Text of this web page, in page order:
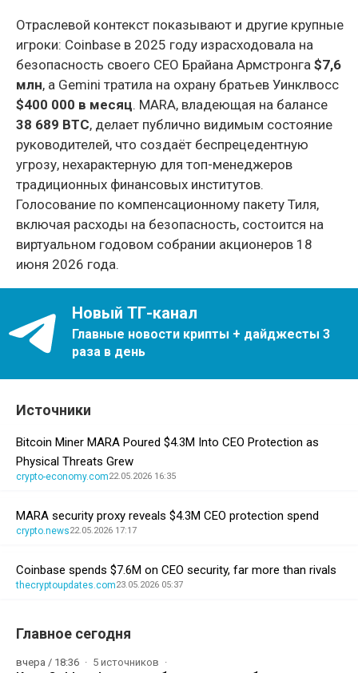
Отраслевой контекст показывают и другие крупные
игроки: Coinbase в 2025 году израсходовала на
безопасность своего CEO Брайана Армстронга $7,6
млн, а Gemini тратила на охрану братьев Уинклвосс
$400 000 в месяц. MARA, владеющая на балансе
38 689 BTC, делает публично видимым состояние
руководителей, что создаёт беспрецедентную
угрозу, нехарактерную для топ-менеджеров
традиционных финансовых институтов.
Голосование по компенсационному пакету Тиля,
включая расходы на безопасность, состоится на
виртуальном годовом собрании акционеров 18
июня 2026 года.
Новый ТГ-канал
Главные новости крипты + дайджесты 3
раза в день
Источники
Bitcoin Miner MARA Poured $4.3M Into CEO Protection as
Physical Threats Grew
crypto-economy.com22.05.2026 16:35
MARA security proxy reveals $4.3M CEO protection spend
crypto.news22.05.2026 17:17
Coinbase spends $7.6M on CEO security, far more than rivals
thecryptoupdates.com23.05.2026 05:37
Главное сегодня
вчера / 18:36 5 источников